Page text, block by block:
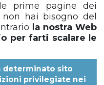
prime pagine dei
hai bisogno del
la nostra Web
per farti scalare le
determinato sito
privilegiate nei